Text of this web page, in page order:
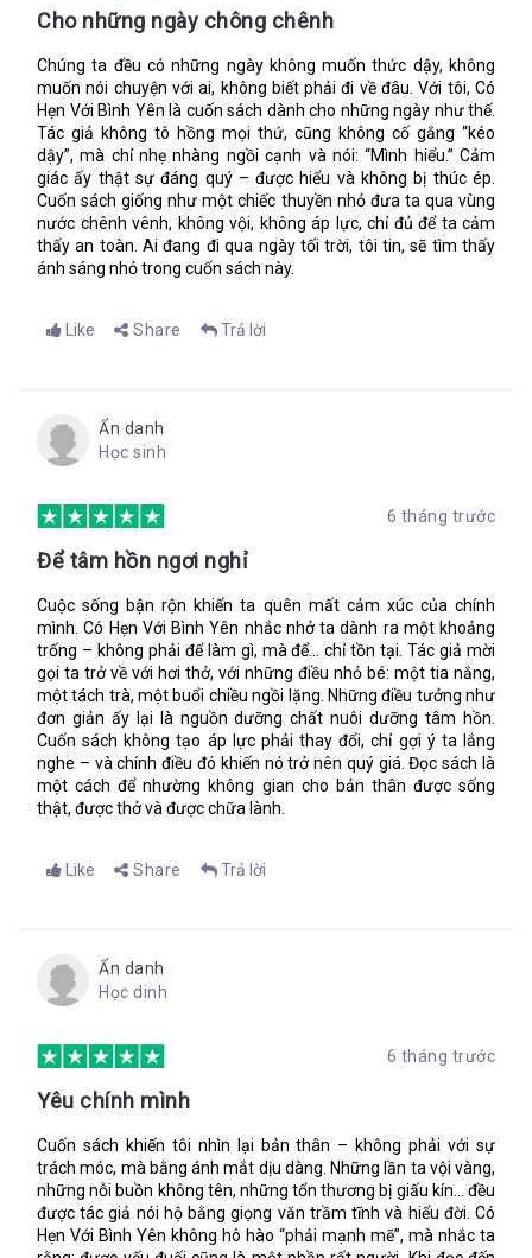
Cho những ngày chông chênh
Chúng ta đều có những ngày không muốn thức dậy, không
muốn nói chuyện với ai, không biết phải đi về đâu. Với tôi, Có
Hẹn Với Bình Yên là cuốn sách dành cho những ngày như thế.
Tác giả không tô hồng mọi thứ, cũng không cố gắng “kéo
dậy”, mà chỉ nhẹ nhàng ngồi cạnh và nói: “Mình hiểu.” Cảm
giác ấy thật sự đáng quý – được hiểu và không bị thúc ép.
Cuốn sách giống như một chiếc thuyền nhỏ đưa ta qua vùng
nước chênh vênh, không vội, không áp lực, chỉ đủ để ta cảm
thấy an toàn. Ai đang đi qua ngày tối trời, tôi tin, sẽ tìm thấy
ánh sáng nhỏ trong cuốn sách này.
Like Share Trả lời
Ẩn danh
Học sinh
6 tháng trước
Để tâm hồn ngơi nghỉ
Cuộc sống bận rộn khiến ta quên mất cảm xúc của chính
mình. Có Hẹn Với Bình Yên nhắc nhở ta dành ra một khoảng
trống – không phải để làm gì, mà để… chỉ tồn tại. Tác giả mời
gọi ta trở về với hơi thở, với những điều nhỏ bé: một tia nắng,
một tách trà, một buổi chiều ngồi lặng. Những điều tưởng như
đơn giản ấy lại là nguồn dưỡng chất nuôi dưỡng tâm hồn.
Cuốn sách không tạo áp lực phải thay đổi, chỉ gợi ý ta lắng
nghe – và chính điều đó khiến nó trở nên quý giá. Đọc sách là
một cách để nhường không gian cho bản thân được sống
thật, được thở và được chữa lành.
Like Share Trả lời
Ẩn danh
Học dinh
6 tháng trước
Yêu chính mình
Cuốn sách khiến tôi nhìn lại bản thân – không phải với sự
trách móc, mà bằng ánh mắt dịu dàng. Những lần ta vội vàng,
những nỗi buồn không tên, những tổn thương bị giấu kín… đều
được tác giả nói hộ bằng giọng văn trầm tĩnh và hiểu đời. Có
Hẹn Với Bình Yên không hô hào “phải mạnh mẽ”, mà nhắc ta